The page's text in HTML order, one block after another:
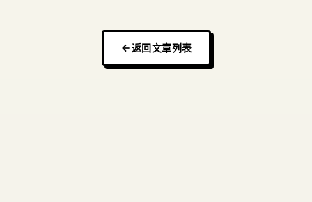
返回文章列表